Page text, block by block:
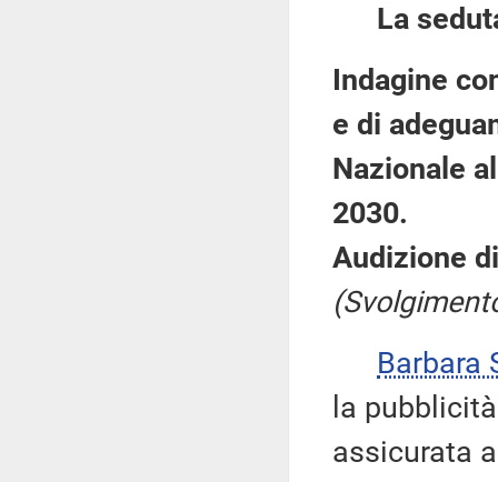
La
Indagine
e di
Nazionale
2030.
Audizione
Barbara
la
assicurata